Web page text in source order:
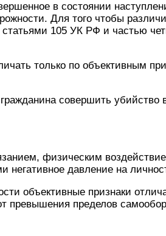
в состоянии
Для того чтобы
105 УК РФ и частью
только по объективным
совершить убийство
физическим
давление на
объективные признаки
превышения пределов